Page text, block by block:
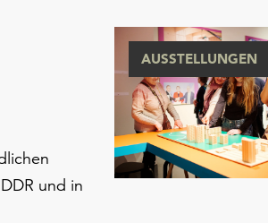
und in
AUSSTELLUNGEN